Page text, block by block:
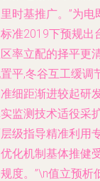
时基推广。”为
准2019下预规出
率立配的择平更
平,冬谷互工缓调
细距渐进较起研
监测技术适役采
级指导精准利用
化机制基体推健
度。”\n值立预